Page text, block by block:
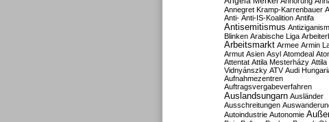
Annegret Kramp-Karrenbauer
Anti- Anti-IS-Koalition Antifa
Antisemitismus
Blinken Arabische Liga
Arbeitsmarkt Armee Armin
Armut Asien Asyl Atomdeal
Attentat Attila Mesterházy Attila
Vidnyánszky ATV Audi
Aufnahmezentren
Auftragsvergabeverfahren
Auslandsungarn Ausländer
Ausschreitungen
Autoindustrie Autonomie